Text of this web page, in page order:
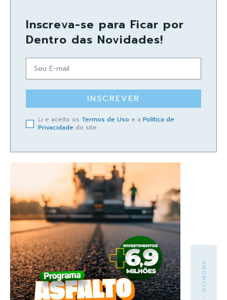
Inscreva-se para Ficar por
Dentro das Novidades!
INSCREVER
Li e aceito os Termos de Uso e a Política de
Privacidade do site.
- ANÚNCIO -